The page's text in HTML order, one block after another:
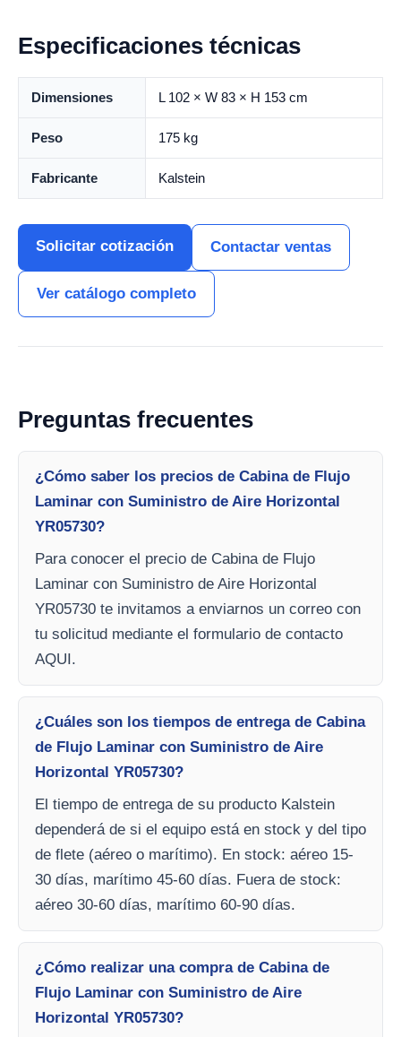
Especificaciones técnicas
Dimensiones L 102 × W 83 × H 153 cm
Peso 175 kg
Fabricante Kalstein
Solicitar cotización Contactar ventas
Ver catálogo completo
Preguntas frecuentes
¿Cómo saber los precios de Cabina de Flujo
Laminar con Suministro de Aire Horizontal
YR05730?
Para conocer el precio de Cabina de Flujo
Laminar con Suministro de Aire Horizontal
YR05730 te invitamos a enviarnos un correo con
tu solicitud mediante el formulario de contacto
AQUI.
¿Cuáles son los tiempos de entrega de Cabina
de Flujo Laminar con Suministro de Aire
Horizontal YR05730?
El tiempo de entrega de su producto Kalstein
dependerá de si el equipo está en stock y del tipo
de flete (aéreo o marítimo). En stock: aéreo 15-
30 días, marítimo 45-60 días. Fuera de stock:
aéreo 30-60 días, marítimo 60-90 días.
¿Cómo realizar una compra de Cabina de
Flujo Laminar con Suministro de Aire
Horizontal YR05730?